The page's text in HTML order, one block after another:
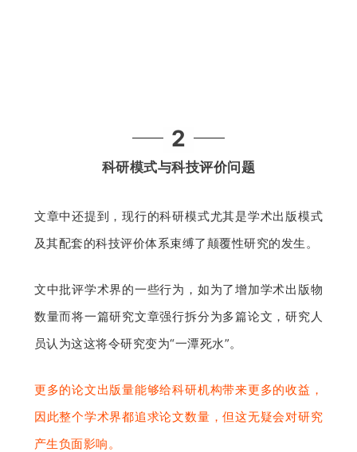
2
科研模式与科技评价问题
文章中还提到，现行的科研模式尤其是学术出版模式
及其配套的科技评价体系束缚了颠覆性研究的发生。
文中批评学术界的一些行为，如为了增加学术出版物
数量而将一篇研究文章强行拆分为多篇论文，研究人
员认为这这将令研究变为“一潭死水”。
更多的论文出版量能够给科研机构带来更多的收益，
因此整个学术界都追求论文数量，但这无疑会对研究
产生负面影响。